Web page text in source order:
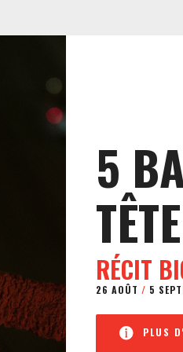
5
TÊTE
RÉCIT
26 AOÛT / 5
PLUS